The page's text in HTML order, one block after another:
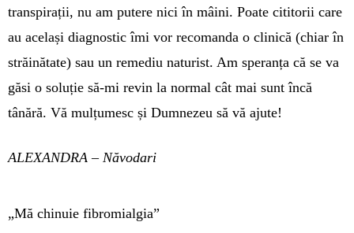
trans­pi­rații, nu am putere nici în mâini. Poate citi­torii care
au ace­lași diag­nostic îmi vor reco­manda o cli­ni­că (chiar în
străi­­nătate) sau un re­me­diu naturist. Am spe­ranța că se va
găsi o so­lu­ție să-mi re­vin la normal cât mai sunt încă
tânără. Vă mulțu­mesc și Dum­nezeu să vă ajute!
ALEXANDRA – Năvodari
„Mă chinuie fibromialgia”